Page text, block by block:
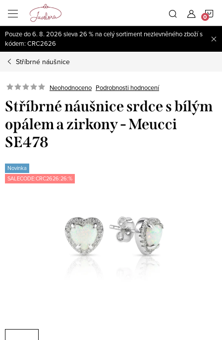
obsah
Pouze do 6. 8. 2026 sleva 26 % na celý sortiment nezlevněného zboží s
kódem: CRC2626
Stříbrné náušnice
Neohodnoceno Podrobnosti hodnocení
Stříbrné náušnice srdce s bílým
opálem a zirkony - Meucci
SE478
Novinka
SALECODE:CRC2626:26:%